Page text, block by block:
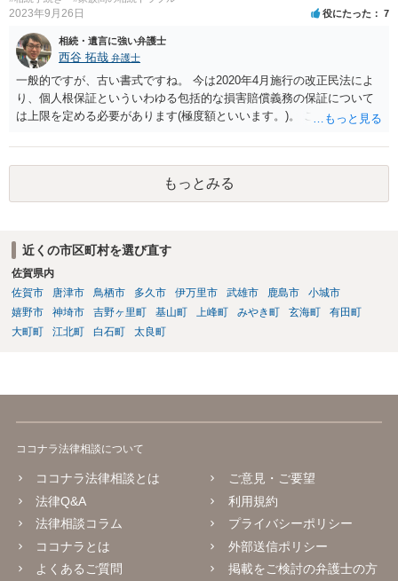
れば、当該弁護士との委任関係を修了した上で、貴方のほうで書面提
出することを検討なさった方がよいでしょう。
2023年9月26日 役にたった 7
相続・遺言に強い弁護士
西谷 拓哉 弁護士
一般的ですが、古い書式ですね。 今は2020年4月施行の改正民法によ
り、個人根保証といういわゆる包括的な損害賠償義務の保証について
は上限を定める必要があります(極度額といいます。)。 この書式にサ
り、会社側は請求できない可能性が高そうです。
もっとみる
近くの市区町村を選び直す
佐賀県内
佐賀市
唐津市 鳥栖市 多久市 伊万里市 武雄市 鹿島市
小城市
嬉野市
神埼市 吉野ヶ里町 基山町 上峰町 みやき町 玄海町
有田町
大町町
江北町 白石町 太良町
ココナラ法律相談について
ココナラ法律相談とは
法律Q&A
法律相談コラム
ココナラとは
よくあるご質問
ご意見・ご要望
利用規約
プライバシーポリシー
外部送信ポリシー
掲載をご検討の弁護士の方